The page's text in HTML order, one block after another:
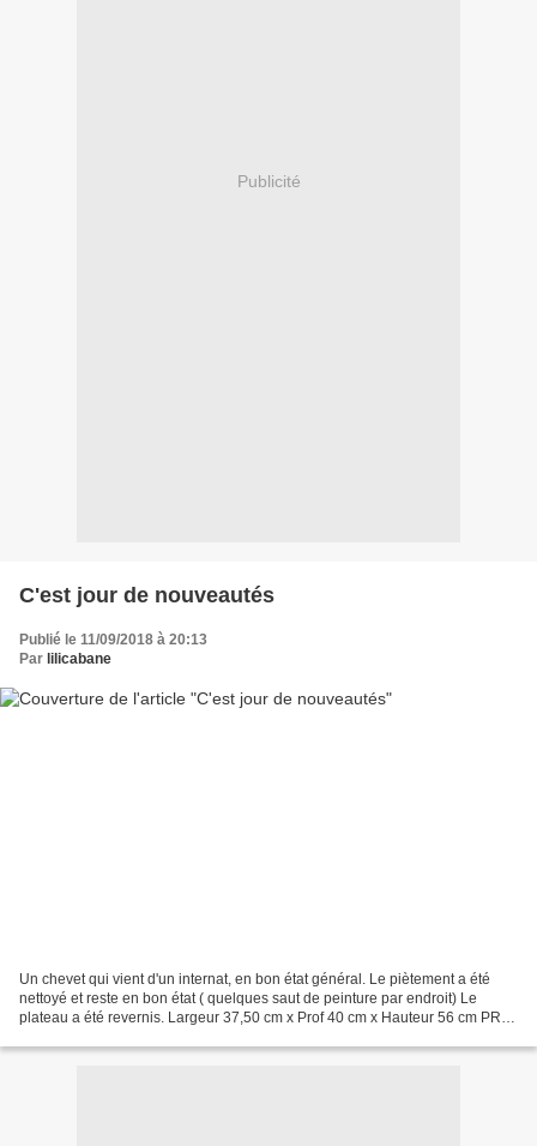
Publicité
C'est jour de nouveautés
Publié le 11/09/2018 à 20:13
Par lilicabane
Un chevet qui vient d'un internat, en bon état général. Le piètement a été
nettoyé et reste en bon état ( quelques saut de peinture par endroit) Le
plateau a été revernis. Largeur 37,50 cm x Prof 40 cm x Hauteur 56 cm PRIX: